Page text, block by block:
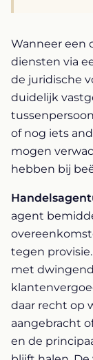
Wanneer een
diensten via
de juridische
duidelijk
of nog iets
mogen
hebben bij
agent
tegen
met
daar recht op
aangebracht
en de